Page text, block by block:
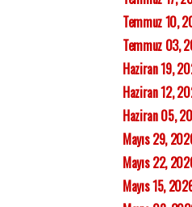
Temmuz 10,
Temmuz 03,
Haziran 19,
Haziran 12,
Haziran 05,
Mayıs 29,
Mayıs 22,
Mayıs 15,